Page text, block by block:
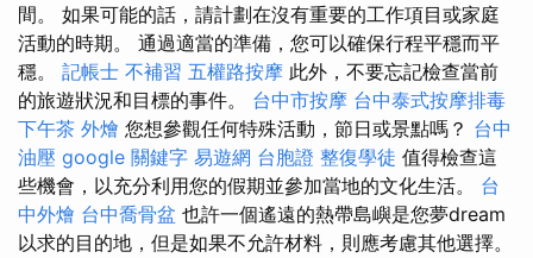
間。 如果可能的話，請計劃在沒有重要的工作項目或家庭
活動的時期。 通過適當的準備，您可以確保行程平穩而平
穩。 記帳士 不補習 五權路按摩 此外，不要忘記檢查當前
的旅遊狀況和目標的事件。 台中市按摩 台中泰式按摩排毒
下午茶 外燴 您想參觀任何特殊活動，節日或景點嗎？ 台中
油壓 google 關鍵字 易遊網 台胞證 整復學徒 值得檢查這
些機會，以充分利用您的假期並參加當地的文化生活。 台
中外燴 台中喬骨盆 也許一個遙遠的熱帶島嶼是您夢dream
以求的目的地，但是如果不允許材料，則應考慮其他選擇。